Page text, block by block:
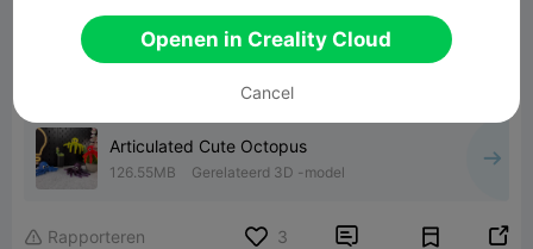
Articulated Cute Octopus
126.55MB Gerelateerd 3D -model
 Rapporteren 3  
Openen in Creality Cloud
Cancel